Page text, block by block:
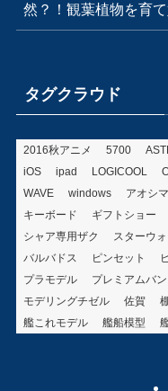
然？！観葉植物を育
タグクラウド
2016秋アニメ 5700
iOS
ipad LOGICOOL
WAVE
windows アオシマ
キーボード
ギフトショー
シャア専用ザク
スターウ
バルバドス
ピンセット
プラモデル
プレミアムバ
モデリングチゼル
佐賀
艦これモデル
艦船模型